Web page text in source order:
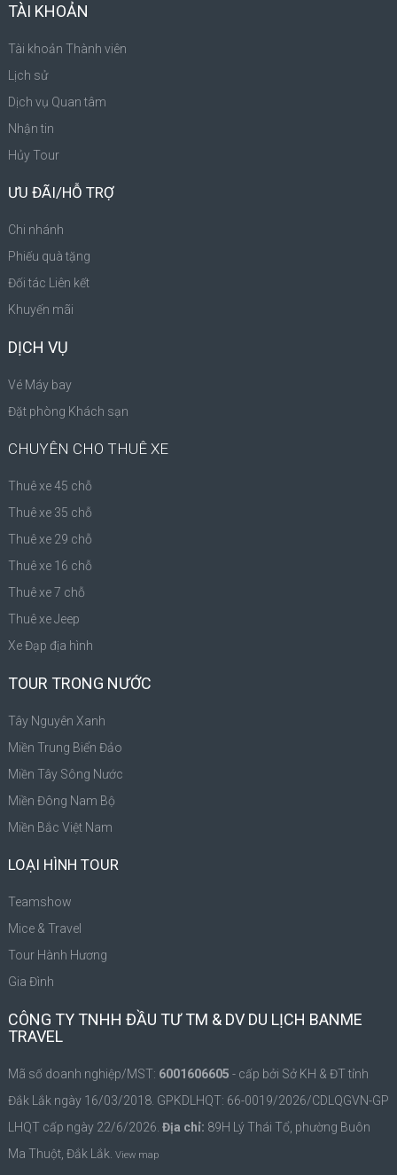
TÀI KHOẢN
Tài khoản Thành viên
Lịch sử
Dịch vụ Quan tâm
Nhận tin
Hủy Tour
ƯU ĐÃI/HỖ TRỢ
Chi nhánh
Phiếu quà tặng
Đối tác Liên kết
Khuyến mãi
DỊCH VỤ
Vé Máy bay
Đặt phòng Khách sạn
CHUYÊN CHO THUÊ XE
Thuê xe 45 chỗ
Thuê xe 35 chỗ
Thuê xe 29 chỗ
Thuê xe 16 chỗ
Thuê xe 7 chỗ
Thuê xe Jeep
Xe Đạp địa hình
TOUR TRONG NƯỚC
Tây Nguyên Xanh
Miền Trung Biển Đảo
Miền Tây Sông Nước
Miền Đông Nam Bộ
Miền Bắc Việt Nam
LOẠI HÌNH TOUR
Teamshow
Mice & Travel
Tour Hành Hương
Gia Đình
CÔNG TY TNHH ĐẦU TƯ TM & DV DU LỊCH BANME
TRAVEL
Mã số doanh nghiệp/MST: 6001606605 - cấp bởi Sở KH & ĐT tỉnh
Đắk Lắk ngày 16/03/2018. GPKDLHQT: 66-0019/2026/CDLQGVN-GP
LHQT cấp ngày 22/6/2026. Địa chỉ: 89H Lý Thái Tổ, phường Buôn
Ma Thuột, Đắk Lắk. View map